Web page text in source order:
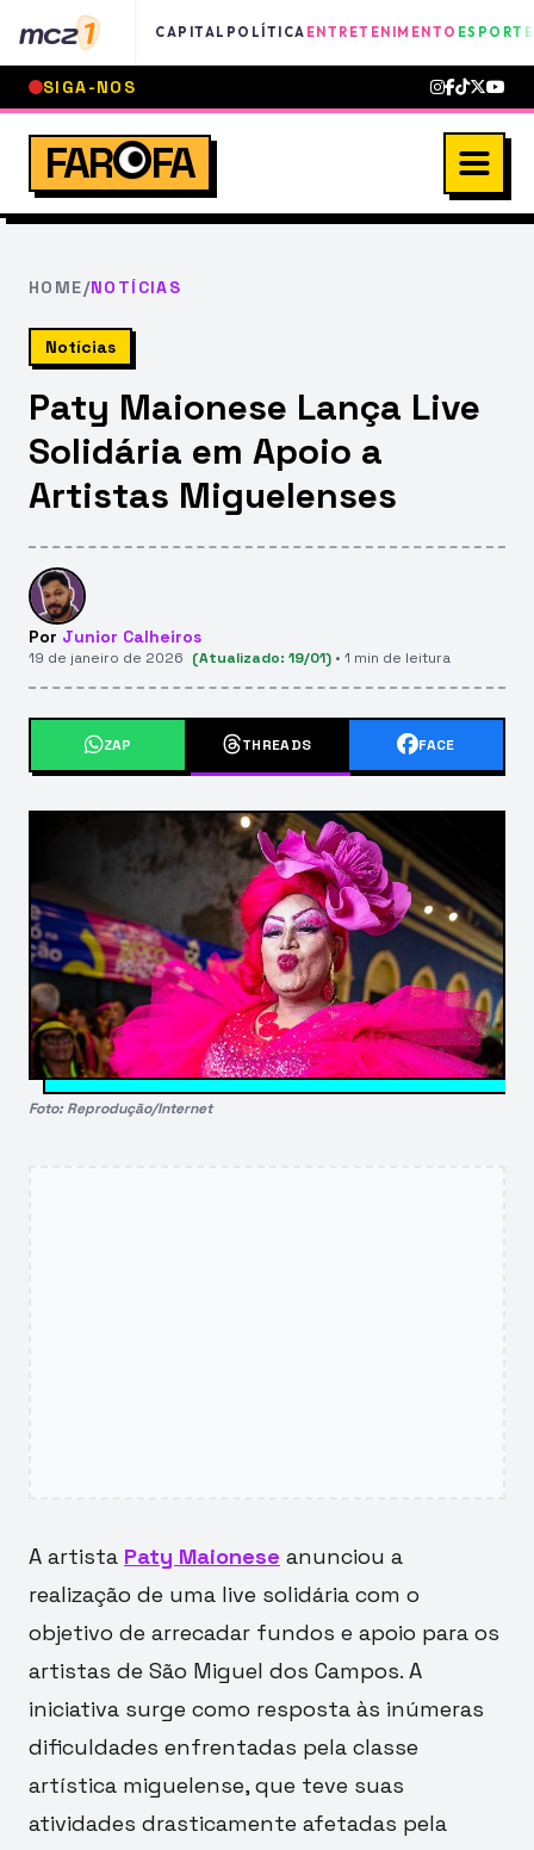
mcz1 CAPITAL POLÍTICA ENTRETENIMENTO
SIGA-NOS
FAR FA
HOME/NOTÍCIAS
Notícias
Paty Maionese Lança Live
Solidária em Apoio a
Artistas Miguelenses
Por Junior Calheiros
19 de janeiro de 2026 (Atualizado: 19/01) • 1 min de leitura
ZAP THREADS FACE
Foto: Reprodução/Internet
A artista Paty Maionese anunciou a
realização de uma live solidária com o
objetivo de arrecadar fundos e apoio para os
artistas de São Miguel dos Campos. A
iniciativa surge como resposta às inúmeras
dificuldades enfrentadas pela classe
artística miguelense, que teve suas
atividades drasticamente afetadas pela